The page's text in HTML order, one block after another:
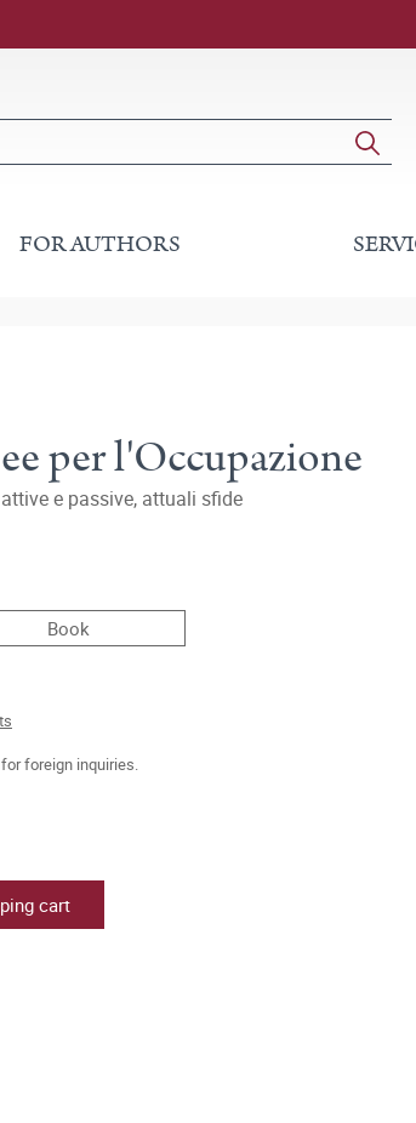
FOR AUTHORS
per l'Occupazione
e passive, attuali sfide
Book
for foreign inquiries.
cart